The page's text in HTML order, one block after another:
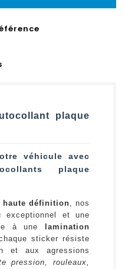
plaque
véhicule avec
plaque
haute définition, nos
exceptionnel et une
à une
lamination
sticker résiste
et aux agressions
pression, rouleaux,